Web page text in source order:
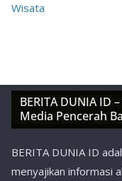
Wisata
BERITA DUNIA ID
Media Pencerah
BERITA DUNIA ID
menyajikan informasi